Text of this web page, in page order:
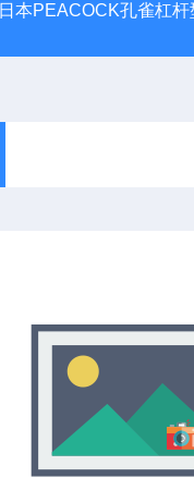
日本PEACOCK孔雀杠